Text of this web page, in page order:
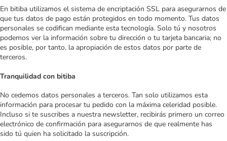
En bitiba utilizamos el sistema de encriptación SSL para asegurarnos de
que tus datos de pago están protegidos en todo momento. Tus datos
personales se codifican mediante esta tecnología. Solo tú y nosotros
podemos ver la información sobre tu dirección o tu tarjeta bancaria; no
es posible, por tanto, la apropiación de estos datos por parte de
terceros.
Tranquilidad con bitiba
No cedemos datos personales a terceros. Tan solo utilizamos esta
información para procesar tu pedido con la máxima celeridad posible.
Incluso si te suscribes a nuestra newsletter, recibirás primero un correo
electrónico de confirmación para asegurarnos de que realmente has
sido tú quien ha solicitado la suscripción.